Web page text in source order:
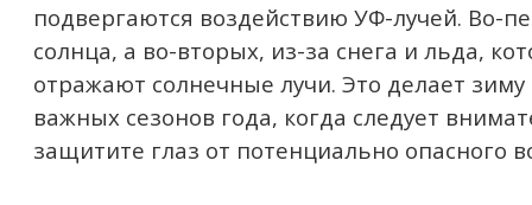
подвергаются воздействию УФ-лучей. Во-
солнца, а во-вторых, из-за снега и льда,
отражают солнечные лучи. Это делает
важных сезонов года, когда следует
защитите глаз от потенциально опасного